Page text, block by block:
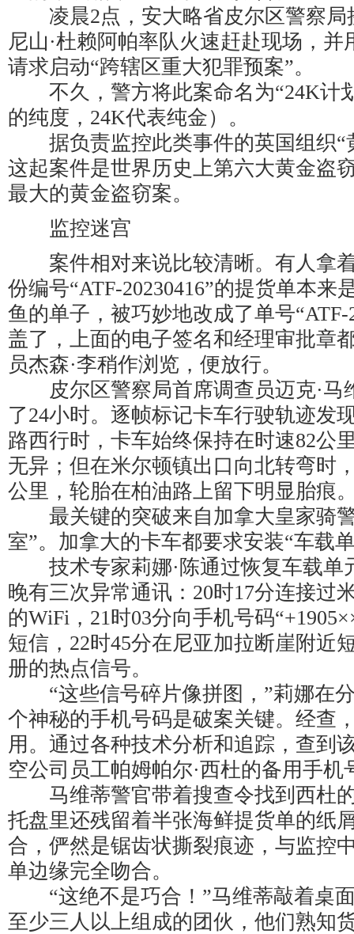
凌晨2点，安大略省皮尔区警察局
尼山·杜赖阿帕率队火速赶赴现场，
请求启动“跨辖区重大犯罪预案”。
不久，警方将此案命名为“24K计
的纯度，24K代表纯金）。
据负责监控此类事件的英国组织“
这起案件是世界历史上第六大黄金盗
最大的黄金盗窃案。
监控迷宫
案件相对来说比较清晰。有人拿
份编号“ATF-20230416”的提货单本来
鱼的单子，被巧妙地改成了单号“ATF-
盖了，上面的电子签名和经理审批章
员杰森·李稍作浏览，便放行。
皮尔区警察局首席调查员迈克·马
了24小时。逐帧标记卡车行驶轨迹发
路西行时，卡车始终保持在时速82公
无异；但在米尔顿镇出口向北转弯时
公里，轮胎在柏油路上留下明显胎痕
最关键的突破来自加拿大皇家骑警
室”。加拿大的卡车都要求安装“车载
技术专家莉娜·陈通过恢复车载单
晚有三次异常通讯：20时17分连接过
的WiFi，21时03分向手机号码
短信，22时45分在尼亚加拉断崖附近
册的热点信号。
“这些信号碎片像拼图，”莉娜在分
个神秘的手机号码是破案关键。经查
用。通过各种技术分析和追踪，查到
空公司员工帕姆帕尔·西杜的备用手机
马维蒂警官带着搜查令找到西杜
托盘里还残留着半张海鲜提货单的纸
合，俨然是锯齿状撕裂痕迹，与监控
单边缘完全吻合。
“这绝不是巧合！”马维蒂敲着桌面
至少三人以上组成的团伙，他们熟知